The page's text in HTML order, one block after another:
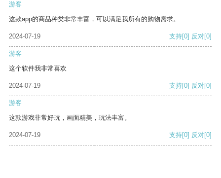
游客
这款app的商品种类非常丰富，可以满足我所有的购物需求。
2024-07-19 支持[0] 反对[0]
游客
这个软件我非常喜欢
2024-07-19 支持[0] 反对[0]
游客
这款游戏非常好玩，画面精美，玩法丰富。
2024-07-19 支持[0] 反对[0]